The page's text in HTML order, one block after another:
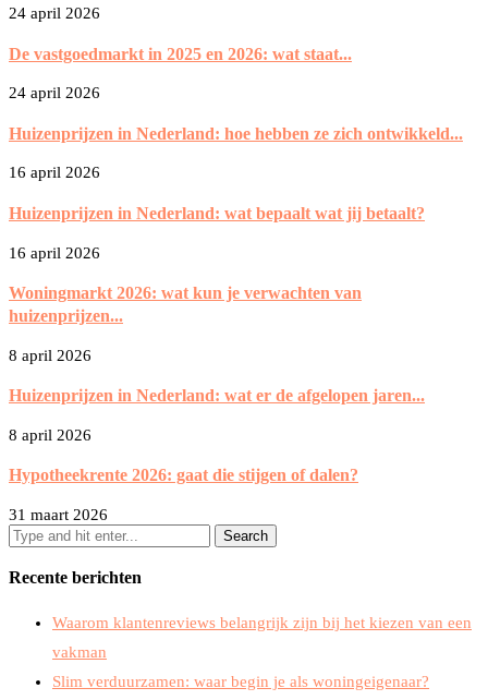
24 april 2026
De vastgoedmarkt in 2025 en 2026: wat staat...
24 april 2026
Huizenprijzen in Nederland: hoe hebben ze zich ontwikkeld...
16 april 2026
Huizenprijzen in Nederland: wat bepaalt wat jij betaalt?
16 april 2026
Woningmarkt 2026: wat kun je verwachten van
huizenprijzen...
8 april 2026
Huizenprijzen in Nederland: wat er de afgelopen jaren...
8 april 2026
Hypotheekrente 2026: gaat die stijgen of dalen?
31 maart 2026
Recente berichten
Waarom klantenreviews belangrijk zijn bij het kiezen van een
vakman
Slim verduurzamen: waar begin je als woningeigenaar?